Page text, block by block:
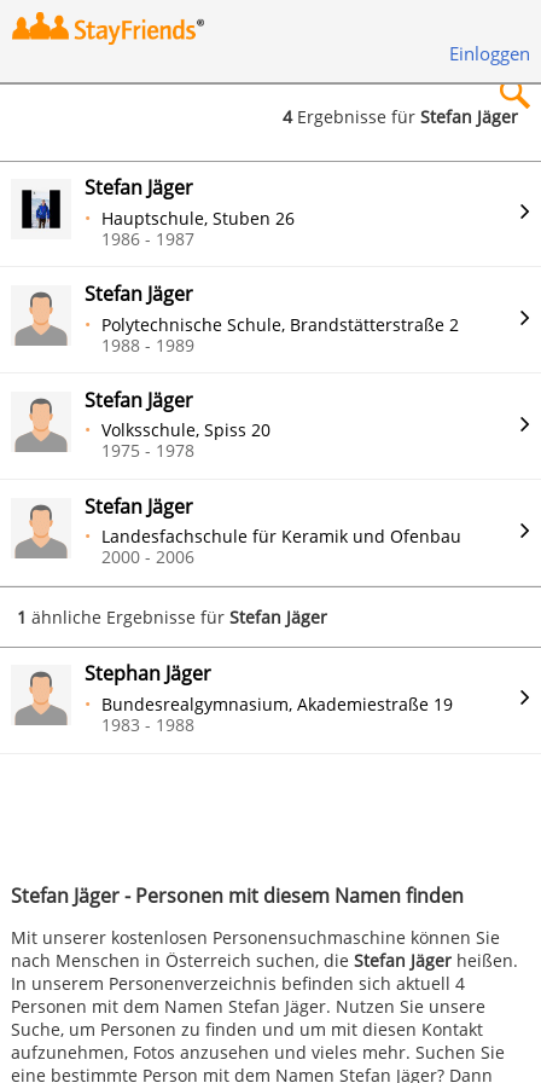
Einloggen
Suchen
4Ergebnisse fürStefan Jäger
Stefan Jäger - Personen mit diesem Namen finden
Mit unserer kostenlosen Personensuchmaschine können Sie
nach Menschen in Österreich suchen, die Stefan Jägerheißen.
In unserem Personenverzeichnis befinden sich aktuell 4
Personen mit dem Namen Stefan Jäger. Nutzen Sie unsere
Suche, um Personen zu finden und um mit diesen Kontakt
aufzunehmen, Fotos anzusehen und vieles mehr. Suchen Sie
eine bestimmte Person mit dem Namen Stefan Jäger? Dann
Stefan Jäger
Hauptschule, Stuben 26
1986 - 1987
Stefan Jäger
Polytechnische Schule, Brandstätterstraße 2
1988 - 1989
Stefan Jäger
Volksschule, Spiss 20
1975 - 1978
Stefan Jäger
Landesfachschule für Keramik und Ofenbau
2000 - 2006
1 ähnliche Ergebnisse fürStefan Jäger
Stephan Jäger
Bundesrealgymnasium, Akademiestraße 19
1983 - 1988